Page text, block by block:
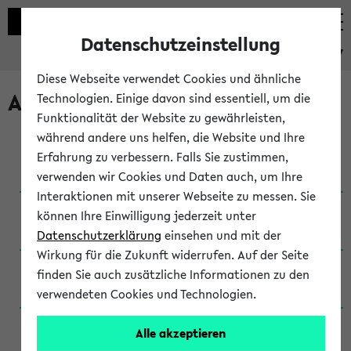
eKVV
Archivierte Studiengänge
Anglistik: British and American Studies / B.A.
(Einschreibung bis WiSe 16/17)
Anglistik: British and American Studies / B.A.
(Einschreibung bis SoSe 2015)
Anglistik: British and American Studies / B.A.
(Einschreibung bis SoSe 2013)
Anglistik: British and American Studies / Ba
(Einschreibung bis SoSe 2011)
Datenschutzeinstellung
Diese Webseite verwendet Cookies und ähnliche
Technologien. Einige davon sind essentiell, um die
Funktionalität der Website zu gewährleisten,
während andere uns helfen, die Website und Ihre
Erfahrung zu verbessern. Falls Sie zustimmen,
verwenden wir Cookies und Daten auch, um Ihre
Interaktionen mit unserer Webseite zu messen. Sie
können Ihre Einwilligung jederzeit unter
Datenschutzerklärung einsehen und mit der
Wirkung für die Zukunft widerrufen. Auf der Seite
finden Sie auch zusätzliche Informationen zu den
verwendeten Cookies und Technologien.
Alle akzeptieren